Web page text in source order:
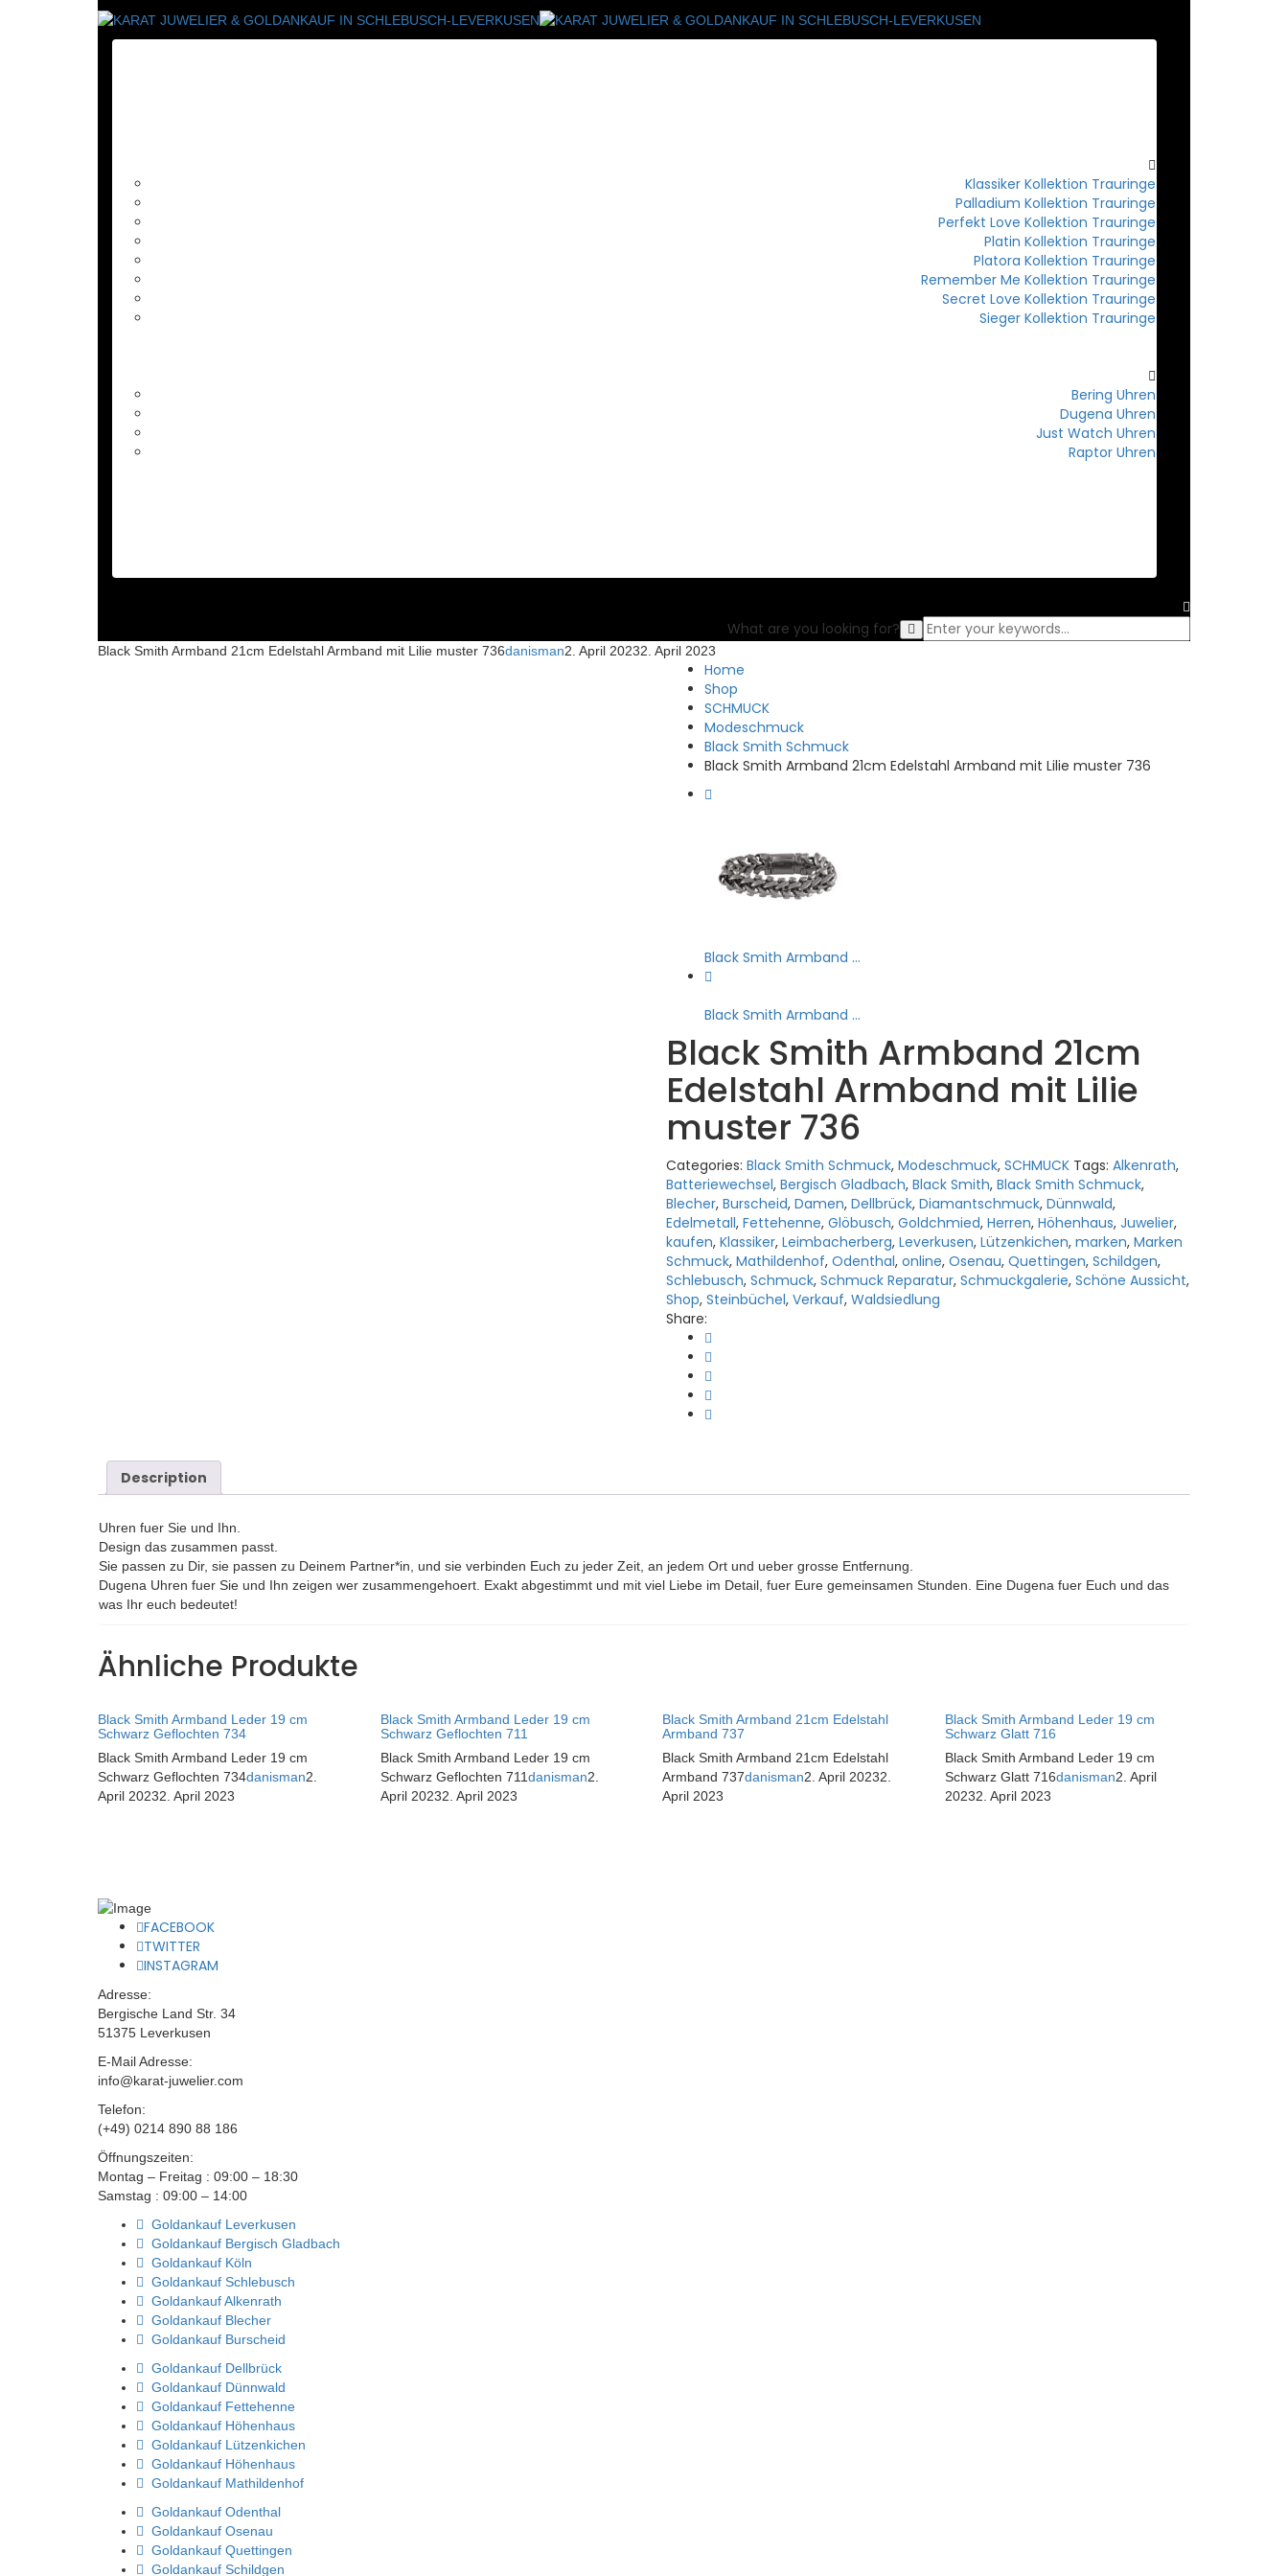
Klassiker Kollektion Trauringe
Palladium Kollektion Trauringe
Perfekt Love Kollektion Trauringe
Platin Kollektion Trauringe
Platora Kollektion Trauringe
Remember Me Kollektion Trauringe
Secret Love Kollektion Trauringe
Sieger Kollektion Trauringe
Bering Uhren
Dugena Uhren
Just Watch Uhren
Raptor Uhren
What are you looking for?
Black Smith Armband 21cm Edelstahl Armband mit Lilie muster 736danisman2. April 20232. April 2023
Home
Shop
SCHMUCK
Modeschmuck
Black Smith Schmuck
Black Smith Armband 21cm Edelstahl Armband mit Lilie muster 736
Black Smith Armband ...
Black Smith Armband ...
Black Smith Armband 21cm
Edelstahl Armband mit Lilie
muster 736
Categories: Black Smith Schmuck, Modeschmuck, SCHMUCK Tags: Alkenrath,
Batteriewechsel, Bergisch Gladbach, Black Smith, Black Smith Schmuck,
Blecher, Burscheid, Damen, Dellbrück, Diamantschmuck, Dünnwald,
Edelmetall, Fettehenne, Glöbusch, Goldchmied, Herren, Höhenhaus, Juwelier,
kaufen, Klassiker, Leimbacherberg, Leverkusen, Lützenkichen, marken, Marken
Schmuck, Mathildenhof, Odenthal, online, Osenau, Quettingen, Schildgen,
Schlebusch, Schmuck, Schmuck Reparatur, Schmuckgalerie, Schöne Aussicht,
Shop, Steinbüchel, Verkauf, Waldsiedlung
Share:
Description
Uhren fuer Sie und Ihn.
Design das zusammen passt.
Sie passen zu Dir, sie passen zu Deinem Partner*in, und sie verbinden Euch zu jeder Zeit, an jedem Ort und ueber grosse Entfernung.
Dugena Uhren fuer Sie und Ihn zeigen wer zusammengehoert. Exakt abgestimmt und mit viel Liebe im Detail, fuer Eure gemeinsamen Stunden. Eine Dugena fuer Euch und das
was Ihr euch bedeutet!
Ähnliche Produkte
Black Smith Armband Leder 19 cm
Schwarz Geflochten 734
Black Smith Armband Leder 19 cm
Schwarz Geflochten 734danisman2.
April 20232. April 2023
Black Smith Armband Leder 19 cm
Schwarz Geflochten 711
Black Smith Armband Leder 19 cm
Schwarz Geflochten 711danisman2.
April 20232. April 2023
Black Smith Armband 21cm Edelstahl
Armband 737
Black Smith Armband 21cm Edelstahl
Armband 737danisman2. April 20232.
April 2023
Black Smith Armband Leder 19 cm
Schwarz Glatt 716
Black Smith Armband Leder 19 cm
Schwarz Glatt 716danisman2. April
20232. April 2023
FACEBOOK
TWITTER
INSTAGRAM
Adresse:
Bergische Land Str. 34
51375 Leverkusen
E-Mail Adresse:
info@karat-juwelier.com
Telefon:
(+49) 0214 890 88 186
Öffnungszeiten:
Montag – Freitag : 09:00 – 18:30
Samstag : 09:00 – 14:00
Goldankauf Leverkusen
Goldankauf Bergisch Gladbach
Goldankauf Köln
Goldankauf Schlebusch
Goldankauf Alkenrath
Goldankauf Blecher
Goldankauf Burscheid
Goldankauf Dellbrück
Goldankauf Dünnwald
Goldankauf Fettehenne
Goldankauf Höhenhaus
Goldankauf Lützenkichen
Goldankauf Höhenhaus
Goldankauf Mathildenhof
Goldankauf Odenthal
Goldankauf Osenau
Goldankauf Quettingen
Goldankauf Schildgen